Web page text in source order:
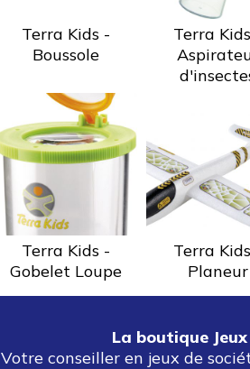
Terra Kids -
Boussole
Terra
Terra Kids -
Gobelet Loupe
Terra
Planeur
La boutique Jeux
Votre conseiller en jeux de